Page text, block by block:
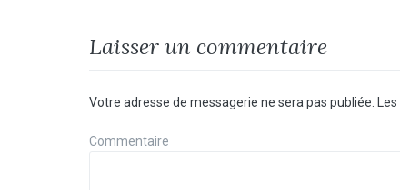
Laisser un commentaire
Votre adresse de messagerie ne sera pas publiée.
Commentaire